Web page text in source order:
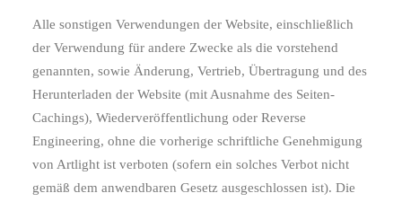
Alle sonstigen Verwendungen der Website, einschließlich
der Verwendung für andere Zwecke als die vorstehend
genannten, sowie Änderung, Vertrieb, Übertragung und des
Herunterladen der Website (mit Ausnahme des Seiten-
Cachings), Wiederveröffentlichung oder Reverse
Engineering, ohne die vorherige schriftliche Genehmigung
von Artlight ist verboten (sofern ein solches Verbot nicht
gemäß dem anwendbaren Gesetz ausgeschlossen ist). Die